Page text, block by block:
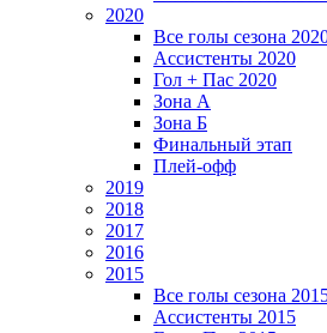
2020
Все голы сезона
Ассистенты 2020
Гол + Пас 2020
Зона А
Зона Б
Финальный этап
Плей-офф
2019
2018
2017
2016
2015
Все голы сезона
Ассистенты 2015